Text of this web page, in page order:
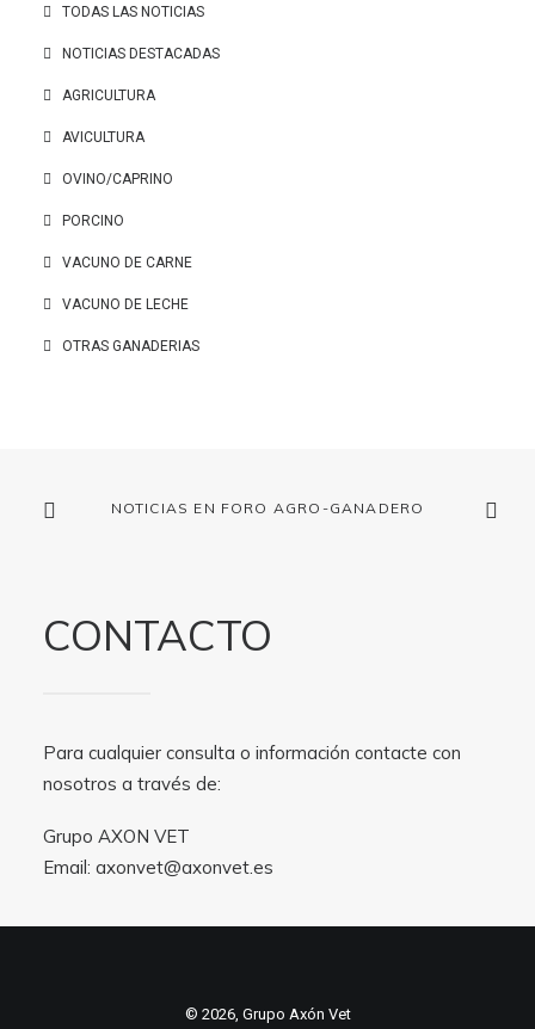
TODAS LAS NOTICIAS
NOTICIAS DESTACADAS
AGRICULTURA
AVICULTURA
OVINO/CAPRINO
PORCINO
VACUNO DE CARNE
VACUNO DE LECHE
OTRAS GANADERIAS
NOTICIAS EN FORO AGRO-GANADERO
CONTACTO
Para cualquier consulta o información contacte con
nosotros a través de:
Grupo AXON VET
Email: axonvet@axonvet.es
© 2026, Grupo Axón Vet